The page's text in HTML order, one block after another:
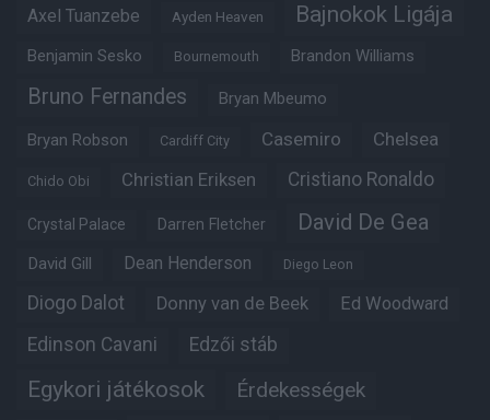
Axel Tuanzebe Ayden Heaven Bajnokok Ligája
Benjamin Sesko Bournemouth Brandon Williams
Bruno Fernandes Bryan Mbeumo
Bryan Robson Cardiff City Casemiro Chelsea
Chido Obi Christian Eriksen Cristiano Ronaldo
Crystal Palace Darren Fletcher David De Gea
David Gill Dean Henderson Diego Leon
Diogo Dalot Donny van de Beek Ed Woodward
Edinson Cavani Edzői stáb
Egykori játékosok Érdekességek